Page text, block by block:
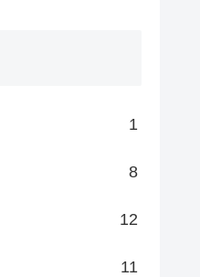
1
8
12
11